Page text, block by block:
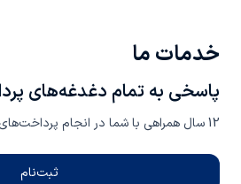
خدمات ما
پاسخی به تمام دغدغه‌های
12 سال همراهی با شما در انجام پرداخت‌های آنلاین ارزی
ثبت‌نام